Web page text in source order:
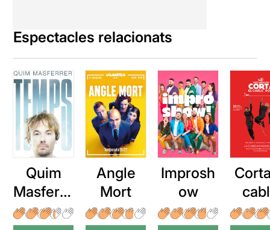
Espectacles relacionats
Quim
Masferre
r: Temps
Angle
Mort
Improsh
ow